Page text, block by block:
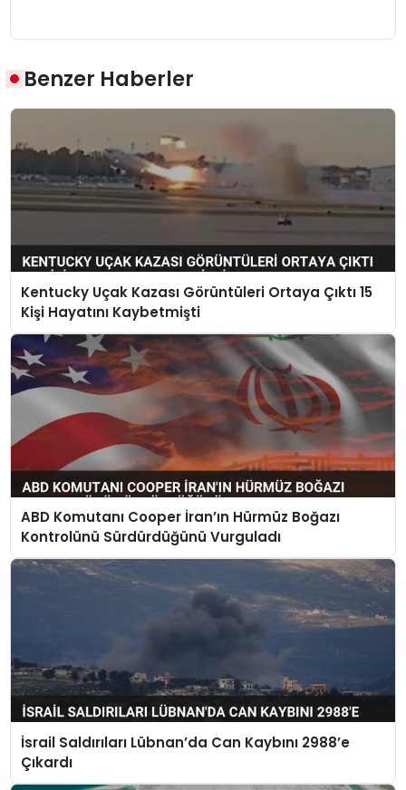
Benzer Haberler
Kentucky Uçak Kazası Görüntüleri Ortaya Çıktı 15
Kişi Hayatını Kaybetmişti
ABD Komutanı Cooper İran’ın Hürmüz Boğazı
Kontrolünü Sürdürdüğünü Vurguladı
İsrail Saldırıları Lübnan’da Can Kaybını 2988’e
Çıkardı